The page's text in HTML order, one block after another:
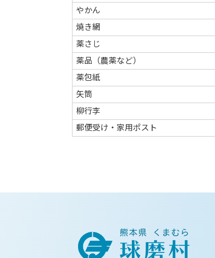
やかん
焼き網
薬さじ
薬品（農薬など）
薬包紙
矢筒
柳行李
郵便受け・家用ポスト